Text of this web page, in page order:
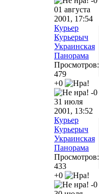
01 августа
2001, 17:54
Курьер
Курьерыч
Украинская
Панорама
Просмотров:
479
+0
-0
31 июля
2001, 13:52
Курьер
Курьерыч
Украинская
Панорама
Просмотров:
433
+0
-0